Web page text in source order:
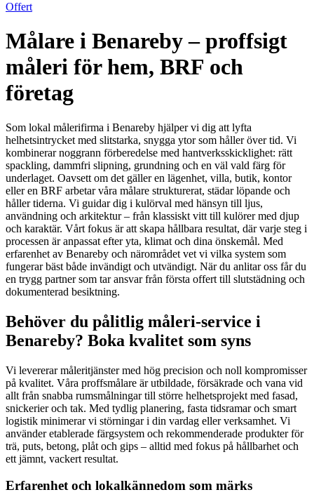
Offert
Målare i Benareby – proffsigt
måleri för hem, BRF och
företag
Som lokal målerifirma i Benareby hjälper vi dig att lyfta
helhetsintrycket med slitstarka, snygga ytor som håller över tid. Vi
kombinerar noggrann förberedelse med hantverksskicklighet: rätt
spackling, dammfri slipning, grundning och en väl vald färg för
underlaget. Oavsett om det gäller en lägenhet, villa, butik, kontor
eller en BRF arbetar våra målare strukturerat, städar löpande och
håller tiderna. Vi guidar dig i kulörval med hänsyn till ljus,
användning och arkitektur – från klassiskt vitt till kulörer med djup
och karaktär. Vårt fokus är att skapa hållbara resultat, där varje steg i
processen är anpassat efter yta, klimat och dina önskemål. Med
erfarenhet av Benareby och närområdet vet vi vilka system som
fungerar bäst både invändigt och utvändigt. När du anlitar oss får du
en trygg partner som tar ansvar från första offert till slutstädning och
dokumenterad besiktning.
Behöver du pålitlig måleri-service i
Benareby? Boka kvalitet som syns
Vi levererar måleritjänster med hög precision och noll kompromisser
på kvalitet. Våra proffsmålare är utbildade, försäkrade och vana vid
allt från snabba rumsmålningar till större helhetsprojekt med fasad,
snickerier och tak. Med tydlig planering, fasta tidsramar och smart
logistik minimerar vi störningar i din vardag eller verksamhet. Vi
använder etablerade färgsystem och rekommenderade produkter för
trä, puts, betong, plåt och gips – alltid med fokus på hållbarhet och
ett jämnt, vackert resultat.
Erfarenhet och lokalkännedom som märks